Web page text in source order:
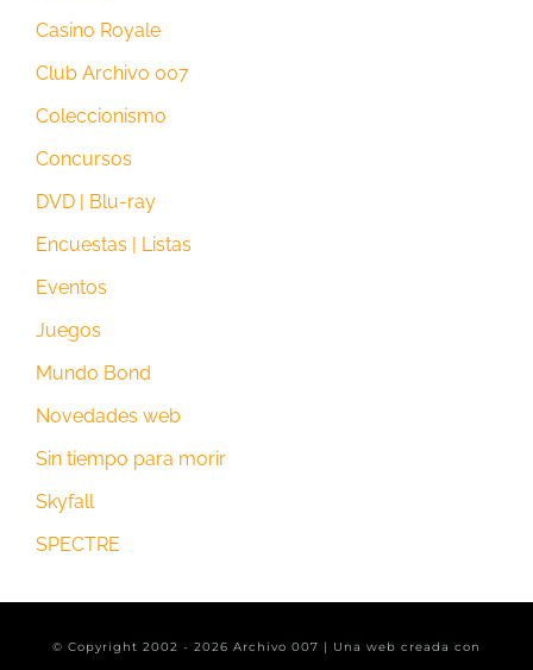
Casino Royale
Club Archivo 007
Coleccionismo
Concursos
DVD | Blu-ray
Encuestas | Listas
Eventos
Juegos
Mundo Bond
Novedades web
Sin tiempo para morir
Skyfall
SPECTRE
© Copyright 2002 - 2026 Archivo 007 | Una web creada con